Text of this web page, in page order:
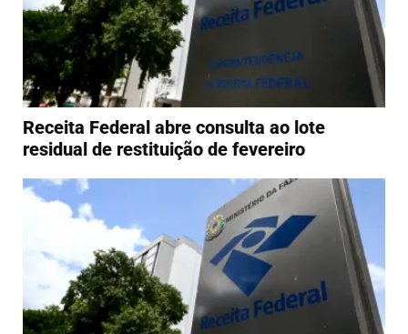
Receita Federal abre consulta ao lote
residual de restituição de fevereiro